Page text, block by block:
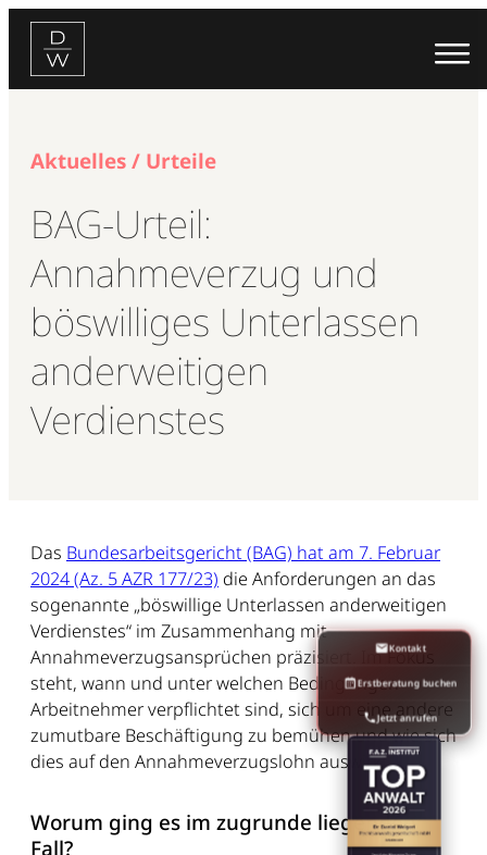
Zum
Inhalt
springen
Aktuelles / Urteile
BAG-Urteil:
Annahmeverzug und
böswilliges Unterlassen
anderweitigen
Verdienstes
Das Bundesarbeitsgericht (BAG) hat am 7. Februar
2024 (Az. 5 AZR 177/23) die Anforderungen an das
sogenannte „böswillige Unterlassen anderweitigen
Verdienstes“ im Zusammenhang mit
Annahmeverzugsansprüchen präzisiert. Im Fokus
steht, wann und unter welchen Bedingungen
Arbeitnehmer verpflichtet sind, sich um eine andere
zumutbare Beschäftigung zu bemühen und wie sich
dies auf den Annahmeverzugslohn auswirkt.
Worum ging es im zugrunde liegenden
Fall?
Kontakt
Erstberatung buchen
Jetzt anrufen